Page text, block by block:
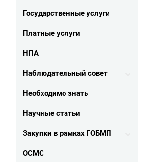
Государственные услуги
Платные услуги
НПА
Наблюдательный совет
Необходимо знать
Научные статьи
Закупки в рамках ГОБМП
ОСМС